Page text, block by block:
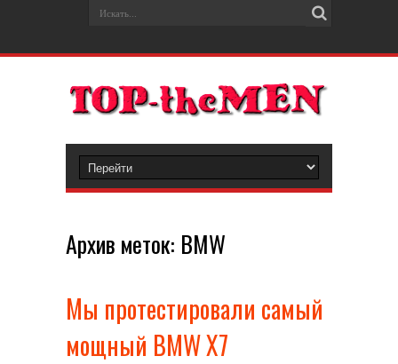
Архив меток: BMW
Мы протестировали самый
мощный BMW X7